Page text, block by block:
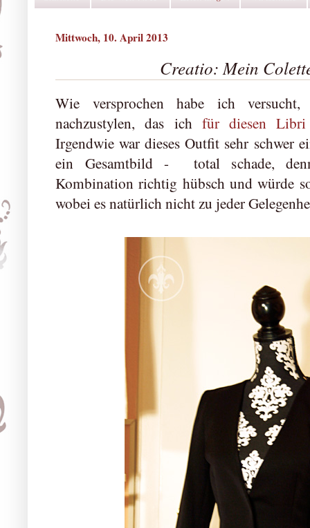
Mittwoch, 10. April 2013
Creatio: Mein
Wie versprochen habe ich
nachzustylen, das ich für diesen Libri
Irgendwie war dieses Outfit sehr schwer
ein Gesamtbild - total schade,
Kombination richtig hübsch und würde
wobei es natürlich nicht zu jeder